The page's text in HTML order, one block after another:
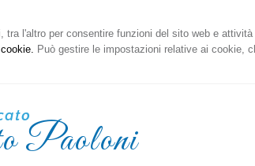
tra l'altro per consentire funzioni del sito web e
Può gestire le impostazioni relative ai cookie,
Paoloni